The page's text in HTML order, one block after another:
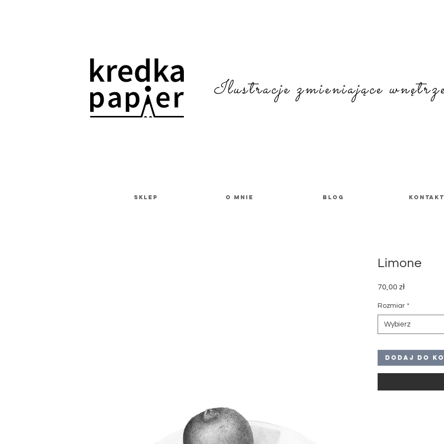
Ilustracje zmieniające
Limone
70,00 złCena
Rozmiar *
Wybierz
Dodaj do
SKLEP O MNIE BLOG KONTAKT